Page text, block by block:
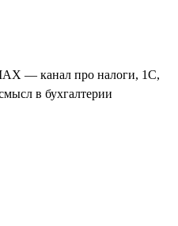
— канал про налоги, 1С,
в бухгалтерии